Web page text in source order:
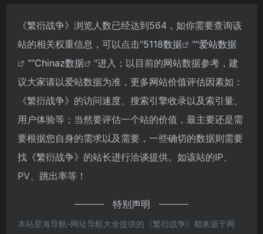
《繁衍战争》浏览人数已经达到564，如你需要查询该
站的相关权重信息，可以点击"5118数据 ""爱站数据
""Chinaz数据
"进入；以目前的网站数据参考，建
议大家请以爱站数据为准，更多网站价值评估因素如：
《繁衍战争》的访问速度、搜索引擎收录以及索引量、
用户体验等；当然要评估一个站的价值，最主要还是需
要根据您自身的需求以及需要，一些确切的数据则需要
找《繁衍战争》的站长进行洽谈提供。如该站的IP、
PV、跳出率等！
特别声明
本站星海导航-网址导航大全提供的《繁衍战争》都来源于网